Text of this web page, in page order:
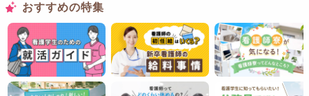
おすすめの特集